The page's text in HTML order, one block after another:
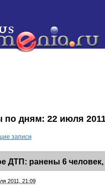
по дням: 22 июля
записи
ДТП: ранены 6 человек,
2011, 21:09